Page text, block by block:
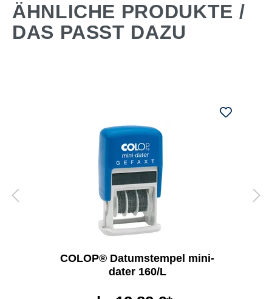
ÄHNLICHE PRODUKTE /
DAS PASST DAZU
COLOP® Datumstempel mini-
dater 160/L